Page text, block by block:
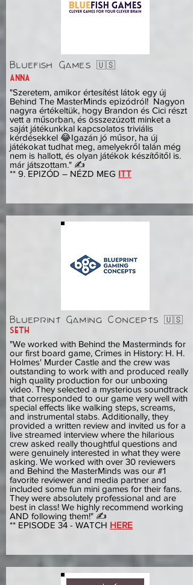
Bluefish Games 🇺🇸
ANNA
"Szeretem, amikor értesítést látok egy új
Behind The MasterMinds epizódról! Nagyon
nagyra értékeltük, hogy Brandon és Cici részt
vett a műsorban, és összezúzott minket a
saját játékunkkal kapcsolatos triviális
kérdésekkel 😂Igazán jó műsor, ha új
játékokat tudhat meg, amelyekről talán még
nem is hallott, és olyan játékok készítőitől is.
már játszottam." ✍️
** 9. EPIZÓD – NÉZD MEG ITT
Blueprint Gaming Concepts 🇺🇸
seth
"We worked with Behind the Masterminds for
our first board game, Crimes in History: H. H.
Holmes' Murder Castle and the crew was
outstanding to work with and produced really
high quality production for our unboxing
video. They selected a mysterious soundtrack
that corresponded to our game very well with
special effects like walking steps, screams,
and instrumental stabs. Additionally, they
provided a written review and invited us for a
live streamed interview where the hilarious
crew asked really thoughtful questions and
were genuinely interested in what they were
asking. We worked with over 30 reviewers
and Behind the MasterMinds was our #1
favorite reviewer and media partner and
included some fun mini games for their fans.
They were absolutely professional and are
best in class! We highly recommend working
AND following them!" ✍️
** EPISODE 34 - WATCH HERE